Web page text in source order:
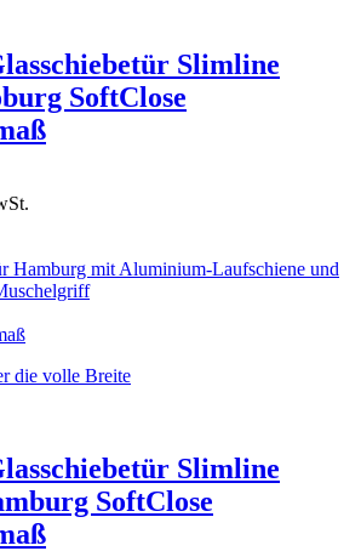
Slimline
SoftClose
die volle Breite
Slimline
SoftClose